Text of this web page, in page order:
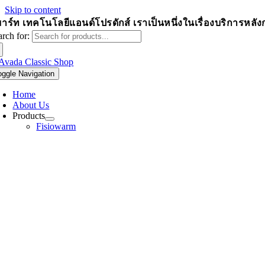
Skip to content
ร์ท เทคโนโลยีแอนด์โปรดักส์ เราเป็นหนึ่งในเรื่องบริการหลั
for:
Navigation
Home
About Us
Products
Fisiowarm